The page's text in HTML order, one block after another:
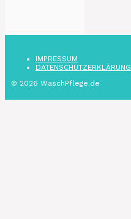
IMPRESSUM
DATENSCHUTZ­ERKLÄRUNG
© 2026 WaschPflege.de